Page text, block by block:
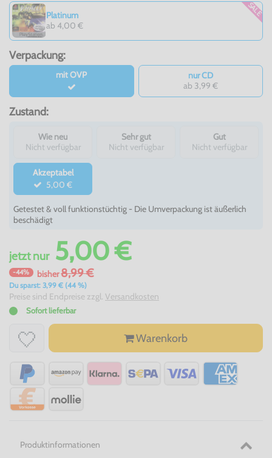
Platinum
ab 4,00 €
SALE
Verpackung:
mit OVP
nur CD
ab 3,99 €
Zustand:
Wie neu
Nicht verfügbar
Sehr gut
Nicht verfügbar
Gut
Nicht verfügbar
Akzeptabel
5,00 €
Getestet & voll funktionstüchtig - Die Umverpackung ist äußerlich
beschädigt
jetztnur5,00 €
-44% bisher8,99 €
Du sparst: 3,99 € (44 %)
Preise sind Endpreise zzgl. Versandkosten
Sofort lieferbar
Warenkorb
Produktinformationen